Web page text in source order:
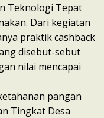
Teknologi Tepat
Dari kegiatan
praktik cashback
disebut-sebut
nilai mencapai
pangan
Tingkat Desa